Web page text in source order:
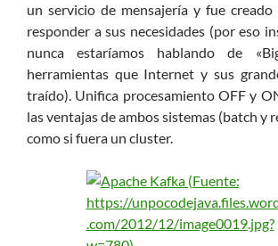
un servicio de mensajería y fue
responder a sus necesidades (por eso
nunca estaríamos hablando de
herramientas que Internet y sus
traído). Unifica procesamiento OFF y
las ventajas de ambos sistemas (batch y
como si fuera un cluster.